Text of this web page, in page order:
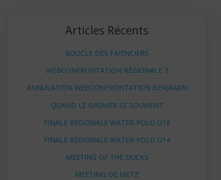
Articles Récents
BOUCLE DES FAIENCIERS
WEBCONFRONTATION RÉGIONALE 2
ANNULATION WEBCONFRONTATION BENJAMIN
QUAND LE GRENIER SE SOUVIENT
FINALE RÉGIONALE WATER-POLO U16
FINALE RÉGIONALE WATER-POLO U14
MEETING OF THE DUCKS
MEETING DE METZ